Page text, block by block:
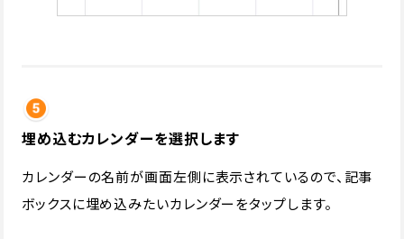
埋め込むカレンダーを選択します
カレンダーの名前が画面左側に表示されているので、記事
ボックスに埋め込みたいカレンダーをタップします。